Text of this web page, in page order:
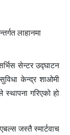
सेन्टर उद्घाटन
केन्द्र शाओमी
स्थापना गरिएको हो
जस्तै स्मार्टवाच